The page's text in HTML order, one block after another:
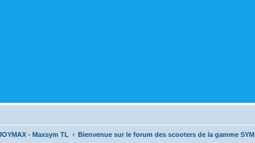
- Maxsym TL Bienvenue sur le forum des scooters de la gamme SYM